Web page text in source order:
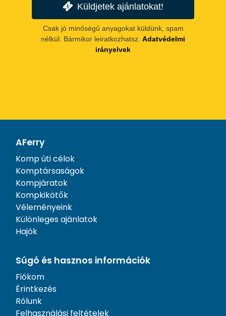
Küldjetek ajánlatokat!
Csak jó minőségű anyagokat küldünk, spam
nélkül. Bármikor leiratkozhatsz. Adatvédelmi
irányelvek
AFerry
Komp úti célok
Komptársaságok
Kompjáratok
Kompkikötők
Véleményeink
Különleges ajánlatok
Hajók
Súgó és hasznos információk
Fiókom
Érintkezés
Rólunk
Felhasználási feltételek